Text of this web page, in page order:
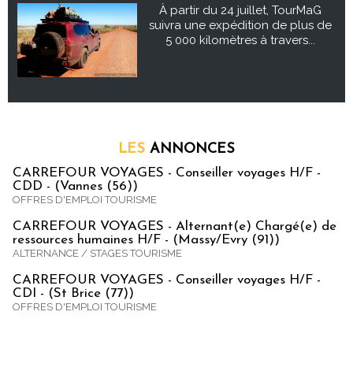
À partir du 24 juillet, TourMaG
suivra une expédition de plus de
5 000 kilomètres à travers...
LES ANNONCES
CARREFOUR VOYAGES - Conseiller voyages H/F -
CDD - (Vannes (56))
OFFRES D'EMPLOI TOURISME
CARREFOUR VOYAGES - Alternant(e) Chargé(e) de
ressources humaines H/F - (Massy/Evry (91))
ALTERNANCE / STAGES TOURISME
CARREFOUR VOYAGES - Conseiller voyages H/F -
CDI - (St Brice (77))
OFFRES D'EMPLOI TOURISME